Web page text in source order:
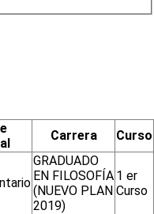
Carrera Curso
GRADUADO
EN FILOSOFÍA
(NUEVO PLAN
2019)
1 er
Curso